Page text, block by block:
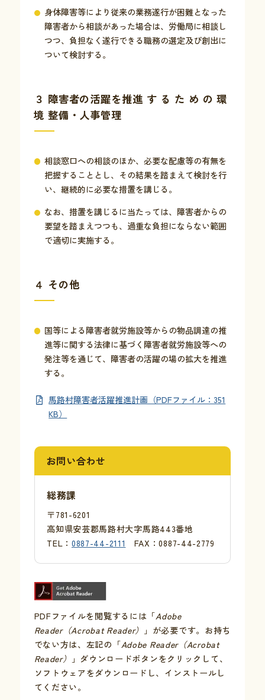
身体障害等により従来の業務遂行が困難となった
障害者から相談があった場合は、労働局に相談し
つつ、負担なく遂行できる職務の選定及び創出に
ついて検討する。
３ 障害者の活躍を推進 す る た め の 環
境 整備・人事管理
相談窓口への相談のほか、必要な配慮等の有無を
把握することとし、その結果を踏まえて検討を行
い、継続的に必要な措置を講じる。
なお、措置を講じるに当たっては、障害者からの
要望を踏まえつつも、過重な負担にならない範囲
で適切に実施する。
４ その他
国等による障害者就労施設等からの物品調達の推
進等に関する法律に基づく障害者就労施設等への
発注等を通じて、障害者の活躍の場の拡大を推進
する。
馬路村障害者活躍推進計画（PDFファイル：351
KB）
お問い合わせ
総務課
〒781-6201
高知県安芸郡馬路村大字馬路443番地
TEL： 0887-44-2111 FAX：0887-44-2779
PDFファイルを閲覧するには「Adobe
Reader（Acrobat Reader） 」が必要です。お持ち
でない方は、左記の「Adobe Reader（Acrobat
Reader） 」ダウンロードボタンをクリックして、
ソフトウェアをダウンロードし、インストールし
てください。